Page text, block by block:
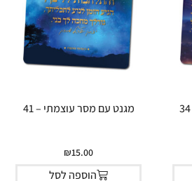
מגנט עם מסר עוצמתי – 41
₪15.00
הוספה לסל